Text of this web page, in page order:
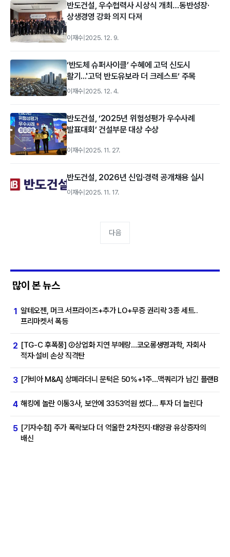
반도건설, 우수협력사 시상식 개최…동반성장·
상생경영 강화 의지 다져
이재수 2025. 12. 9.
‘반도체 슈퍼사이클’ 수혜에 고덕 신도시
활기...'고덕 반도유보라 더 크레스트’ 주목
이재수 2025. 12. 4.
반도건설, ‘2025년 위험성평가 우수사례
발표대회’ 건설부문 대상 수상
이재수 2025. 11. 27.
반도건설, 2026년 신입·경력 공개채용 실시
이재수 2025. 11. 17.
다음
많이 본 뉴스
1 알테오젠, 머크 서프라이즈+추가 LO+무증 권리락 3종 세트..
프리마켓서 폭등
2 [TG-C 후폭풍] ②상업화 지연 부메랑…코오롱생명과학, 자회사
적자·설비 손상 직격탄
3 [가비아 M&A] 상폐라더니 문턱은 50%+1주…맥쿼리가 남긴 플랜B
4 해킹에 놀란 이통3사, 보안에 3353억원 썼다… 투자 더 늘린다
5 [기자수첩] 주가 폭락보다 더 억울한 2차전지·태양광 유상증자의
배신